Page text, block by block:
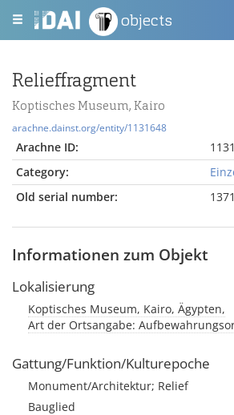
objects
Relieffragment
Koptisches Museum, Kairo
arachne.dainst.org/entity/1131648
Arachne ID:
Category:
Old serial number:
Informationen zum Objekt
Lokalisierung
Koptisches Museum, Kairo, Ägypten,
Art der Ortsangabe:
Gattung/Funktion/Kulturepoche
Monument/Architektur; Relief
Bauglied